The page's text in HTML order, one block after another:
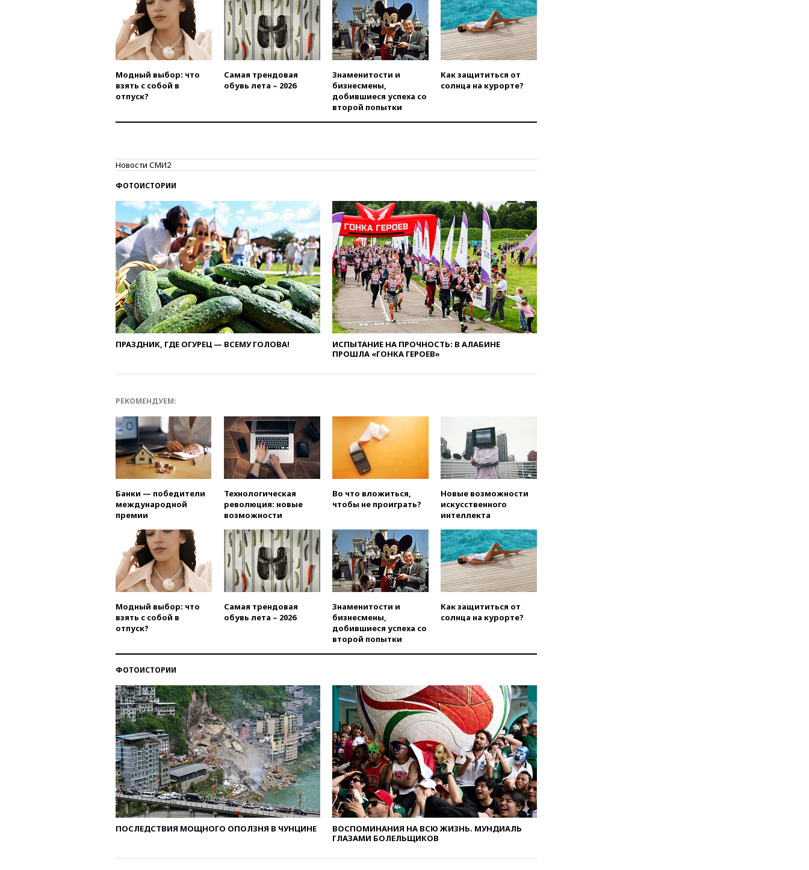
вчера, 22:35Семь грузовых
вагонов сошли с рельсов в
Оренбургской области
вчера, 22:22Минфин: в июле
выросли нефтегазовые
вчера, 22:15 Аксаков: ЦБ
согласовал первый стандарт
пройдет в Саудовской Аравии
развития театрального
искусства до 2035 года
вчера, 21:21Правительство
РФ разрешило продажу
бензина старых
экологических классов
вчера, 21:15Путин обсудил с
Машковым 150-летие Союза
театральных деятелей
вчера, 20:47Newsweek:
«взрывная» диарея охватила
47 из 50 штатов США
сбила 200 украинских
ЧЕ российские синхронистки
вчера, 20:15
ТАСС: жизни
главы «Уралдронзавода»
после взрыва ничего не
угрожает
вчера, 20:08По всей Грузии
снова отключилось
электричество
вчера, 20:00Зеленский связал
дефицит ракет с попыткой
Запада принудить Киев к
уступкам
вчера, 19:45Памфилова: ЦИК
меры безопасности во время
выборов
партийных списков на выборах
вчера, 19:25Путин
прокомментировал первый
номер «Единой России» в
бюллетене
вчера, 19:15 Путин обсудил с
Памфиловой подготовку к
единому дню голосования
вчера, 18:56Wildberries
отрицает перенос основной
логистики за пределы России
вчера, 18:45Крупнейший
склад маркетплейса Rozetka
сгорел под Киевом
вчера, 18:35Джаред Лето
Модный выбор: что
взять с собой в
отпуск?
Самая трендовая
обувь лета – 2026
Знаменитости и
бизнесмены,
добившиеся успеха со
второй попытки
Как защититься от
солнца на курорте?
Новости СМИ2
ФОТОИСТОРИИ
ПРАЗДНИК, ГДЕ ОГУРЕЦ — ВСЕМУ ГОЛОВА!
ИСПЫТАНИЕ НА ПРОЧНОСТЬ: В АЛАБИНЕ
ПРОШЛА «ГОНКА ГЕРОЕВ»
РЕКОМЕНДУЕМ:
Банки — победители
международной
премии
Технологическая
революция: новые
возможности
Во что вложиться,
чтобы не проиграть?
Новые возможности
искусственного
интеллекта
Модный выбор: что
взять с собой в
отпуск?
Самая трендовая
обувь лета – 2026
Знаменитости и
бизнесмены,
добившиеся успеха со
второй попытки
Как защититься от
солнца на курорте?
ФОТОИСТОРИИ
ПОСЛЕДСТВИЯ МОЩНОГО ОПОЛЗНЯ В ЧУНЦИНЕ
ВОСПОМИНАНИЯ НА ВСЮ ЖИЗНЬ. МУНДИАЛЬ
ГЛАЗАМИ БОЛЕЛЬЩИКОВ